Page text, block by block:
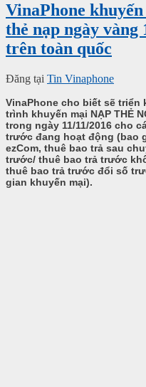
VinaPhone
thẻ nạp ngày vàng
trên toàn quốc
Đăng tại Tin Vinaphone
VinaPhone cho biết sẽ triển
trình khuyến mại NẠP THẺ
trong ngày 11/11/2016 cho
trước đang hoạt động (bao
ezCom, thuê bao trả sau
trước/ thuê bao trả trước
thuê bao trả trước đổi số
gian khuyến mại).